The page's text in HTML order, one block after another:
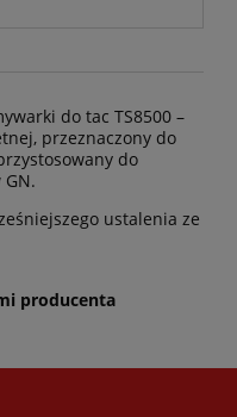
do tac TS8500 –
przeznaczony do
do
ustalenia ze
producenta